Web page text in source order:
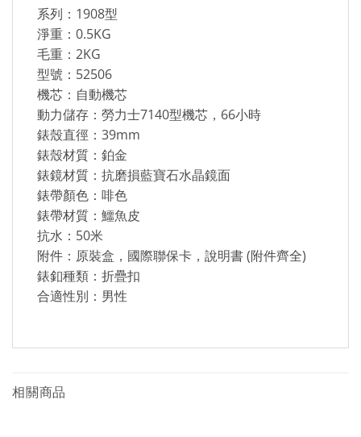
系列：1908型
淨重：0.5KG
毛重：2KG
型號：52506
機芯：自動機芯
動力儲存：勞力士7140型機芯，66小時
錶殼直徑：39mm
錶殼材質：鉑金
錶鏡材質：抗磨損藍寶石水晶鏡面
錶帶顏色：啡色
錶帶材質：鱷魚皮
抗水：50米
附件：原裝盒，國際聯保卡，說明書 (附件齊全)
錶釦種類：折疊扣
合適性別：男性
相關商品